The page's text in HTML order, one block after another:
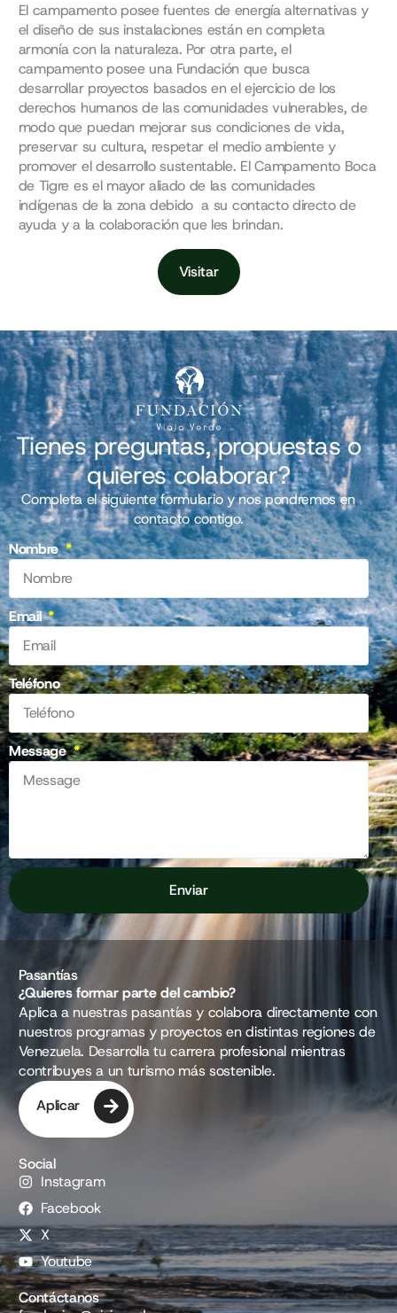
El campamento posee fuentes de energía alternativas y
el diseño de sus instalaciones están en completa
armonía con la naturaleza. Por otra parte, el
campamento posee una Fundación que busca
desarrollar proyectos basados en el ejercicio de los
derechos humanos de las comunidades vulnerables, de
modo que puedan mejorar sus condiciones de vida,
preservar su cultura, respetar el medio ambiente y
promover el desarrollo sustentable. El Campamento Boca
de Tigre es el mayor aliado de las comunidades
indígenas de la zona debido a su contacto directo de
ayuda y a la colaboración que les brindan.
Visitar
Tienes preguntas, propuestas o
quieres colaborar?
Completa el siguiente formulario y nos pondremos en
contacto contigo.
Nombre
Email
Teléfono
Message
Enviar
Pasantías
¿Quieres formar parte del cambio?
Aplica a nuestras pasantías y colabora directamente con
nuestros programas y proyectos en distintas regiones de
Venezuela. Desarrolla tu carrera profesional mientras
contribuyes a un turismo más sostenible.
Aplicar
Social
Instagram
Facebook
X
Youtube
Contáctanos